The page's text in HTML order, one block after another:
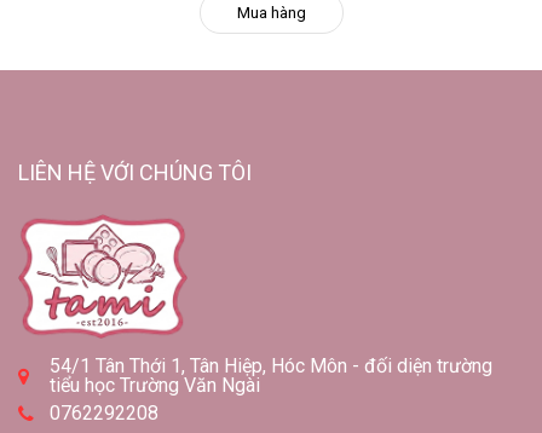
Mua hàng
LIÊN HỆ VỚI CHÚNG TÔI
54/1 Tân Thới 1, Tân Hiệp, Hóc Môn - đối diện trường
tiểu học Trường Văn Ngài
0762292208